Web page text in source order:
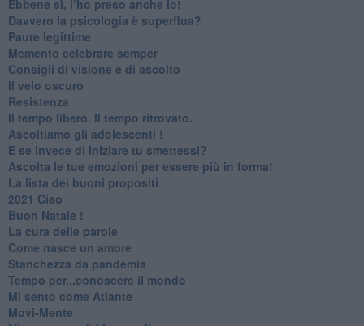
​Ebbene sì, l’ho preso anche io!
​Davvero la psicologia è superflua?
Paure legittime
​Memento celebrare semper
​Consigli di visione e di ascolto
​Il velo oscuro
Resistenza
​Il tempo libero. Il tempo ritrovato.
Ascoltiamo gli adolescenti !
​E se invece di iniziare tu smettessi?
​Ascolta le tue emozioni per essere più in forma!
​La lista dei buoni propositi
2021 Ciao
Buon Natale !
​La cura delle parole
​Come nasce un amore
Stanchezza da pandemia
​Tempo per...conoscere il mondo
​Mi sento come Atlante
​Movi-Mente